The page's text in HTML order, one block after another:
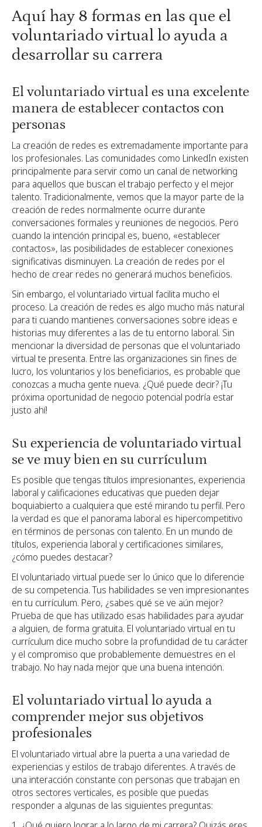
Aquí hay 8 formas en las que el
voluntariado virtual lo ayuda a
desarrollar su carrera
El voluntariado virtual es una excelente
manera de establecer contactos con
personas
La creación de redes es extremadamente importante para
los profesionales. Las comunidades como LinkedIn existen
principalmente para servir como un canal de networking
para aquellos que buscan el trabajo perfecto y el mejor
talento. Tradicionalmente, vemos que la mayor parte de la
creación de redes normalmente ocurre durante
conversaciones formales y reuniones de negocios. Pero
cuando la intención principal es, bueno, «establecer
contactos», las posibilidades de establecer conexiones
significativas disminuyen. La creación de redes por el
hecho de crear redes no generará muchos beneficios.
Sin embargo, el voluntariado virtual facilita mucho el
proceso. La creación de redes es algo mucho más natural
para ti cuando mantienes conversaciones sobre ideas e
historias muy diferentes a las de tu entorno laboral. Sin
mencionar la diversidad de personas que el voluntariado
virtual te presenta. Entre las organizaciones sin fines de
lucro, los voluntarios y los beneficiarios, es probable que
conozcas a mucha gente nueva. ¿Qué puede decir? ¡Tu
próxima oportunidad de negocio potencial podría estar
justo ahí!
Su experiencia de voluntariado virtual
se ve muy bien en su currículum
Es posible que tengas títulos impresionantes, experiencia
laboral y calificaciones educativas que pueden dejar
boquiabierto a cualquiera que esté mirando tu perfil. Pero
la verdad es que el panorama laboral es hipercompetitivo
en términos de personas con talento. En un mundo de
títulos, experiencia laboral y certificaciones similares,
¿cómo puedes destacar?
El voluntariado virtual puede ser lo único que lo diferencie
de su competencia. Tus habilidades se ven impresionantes
en tu currículum. Pero, ¿sabes qué se ve aún mejor?
Prueba de que has utilizado esas habilidades para ayudar
a alguien, de forma gratuita. El voluntariado virtual en tu
currículum dice mucho sobre la profundidad de tu carácter
y el compromiso que probablemente demuestres en el
trabajo. No hay nada mejor que una buena intención.
El voluntariado virtual lo ayuda a
comprender mejor sus objetivos
profesionales
El voluntariado virtual abre la puerta a una variedad de
experiencias y estilos de trabajo diferentes. A través de
una interacción constante con personas que trabajan en
otros sectores verticales, es posible que puedas
responder a algunas de las siguientes preguntas: